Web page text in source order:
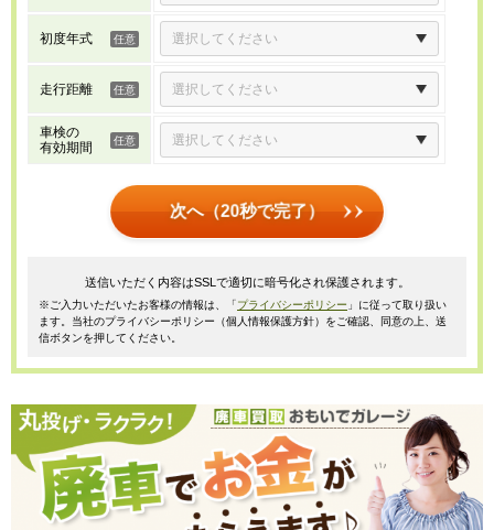
初度年式
走行距離
車検の
有効期間
次へ（20秒で完了）
送信いただく内容はSSLで適切に暗号化され保護されます。
※ご入力いただいたお客様の情報は、「プライバシーポリシー 」に従って取り扱い
ます。当社のプライバシーポリシー（個人情報保護方針）をご確認、同意の上、送
信ボタンを押してください。